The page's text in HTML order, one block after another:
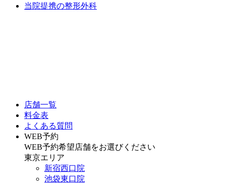
当院提携の整形外科
店舗一覧
料金表
よくある質問
WEB予約
WEB予約希望店舗をお選びください
東京エリア
新宿西口院
池袋東口院